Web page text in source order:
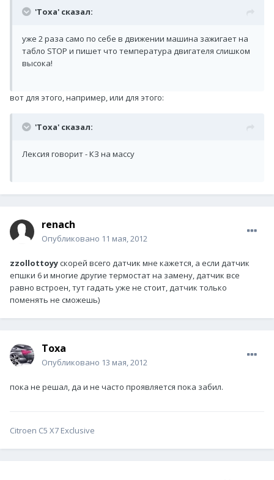
'Toxa' сказал:
уже 2 раза само по себе в движении машина зажигает на
табло STOP и пишет что температура двигателя слишком
высока!
вот для этого, например, или для этого:
'Toxa' сказал:
Лексия говорит - КЗ на массу
renach
Опубликовано 11 мая, 2012
zzollottoyyскорей всего датчик мне кажется, а если датчик
епшки 6 и многие другие термостат на замену, датчик все
равно встроен, тут гадать уже не стоит, датчик только
поменять не сможешь)
Toxa
Опубликовано 13 мая, 2012
пока не решал, да и не часто проявляется пока забил.
Citroen С5 X7 Exclusive